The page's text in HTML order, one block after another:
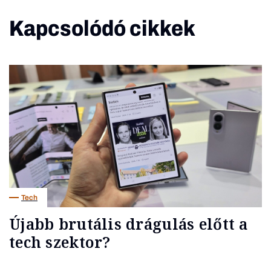
Kapcsolódó cikkek
Tech
Újabb brutális drágulás előtt a
tech szektor?